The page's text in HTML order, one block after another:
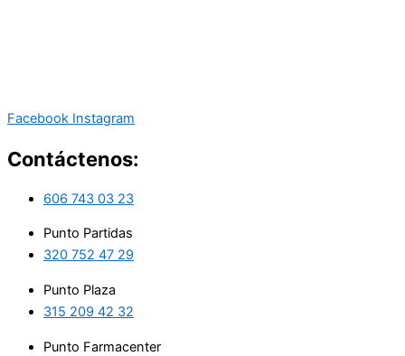
Facebook Instagram
Contáctenos:
606 743 03 23
Punto Partidas
320 752 47 29
Punto Plaza
315 209 42 32
Punto Farmacenter